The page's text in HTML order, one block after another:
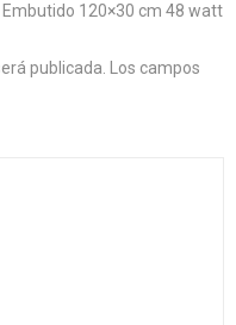
Embutido 120×30 cm 48 watt
publicada.
Los campos